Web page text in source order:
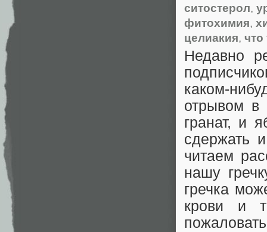
ситостерол,
фитохимия,
целиакия, что
Недавно
каком-
отрывом в
гранат, и
сдержать
читаем
нашу
гречка
крови и